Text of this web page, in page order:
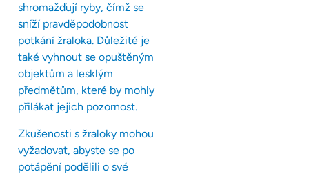
shromažďují ryby, čímž se
sníží pravděpodobnost
potkání žraloka. Důležité je
také vyhnout se opuštěným
objektům a lesklým
předmětům, které by mohly
přilákat jejich pozornost.
Zkušenosti s žraloky mohou
vyžadovat, abyste se po
potápění podělili o své